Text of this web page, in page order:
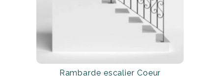
Rambarde escalier Coeur